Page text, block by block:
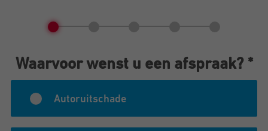
Waarvoor wenst u een afspraak? *
Autoruitschade